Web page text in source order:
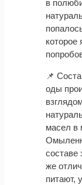
в
которое
📌
оды
масел в
составе
же
питают,